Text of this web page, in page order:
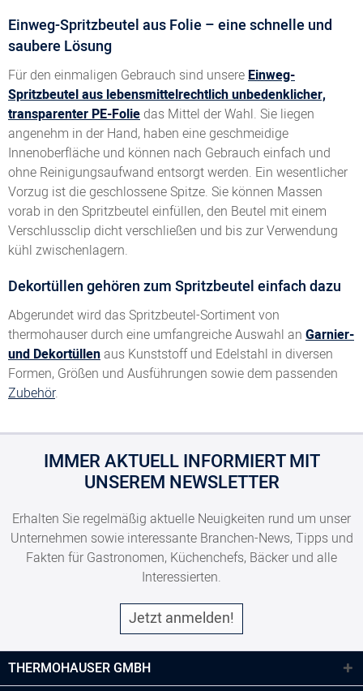
Einweg-Spritzbeutel aus Folie – eine schnelle und
saubere Lösung
Für den einmaligen Gebrauch sind unsereEinweg-
Spritzbeutel aus lebensmittelrechtlich unbedenklicher,
transparenter PE-Folie das Mittel der Wahl. Sie liegen
angenehm in der Hand, haben eine geschmeidige
Innenoberfläche und können nach Gebrauch einfach und
ohne Reinigungsaufwand entsorgt werden. Ein wesentlicher
Vorzug ist die geschlossene Spitze. Sie können Massen
vorab in den Spritzbeutel einfüllen, den Beutel mit einem
Verschlussclip dicht verschließen und bis zur Verwendung
kühl zwischenlagern.
Dekortüllen gehören zum Spritzbeutel einfach dazu
Abgerundet wird das Spritzbeutel-Sortiment von
thermohauser durch eine umfangreiche Auswahl an Garnier-
und Dekortüllenaus Kunststoff und Edelstahl in diversen
Formen, Größen und Ausführungen sowie dem passenden
Zubehör.
IMMER AKTUELL INFORMIERT MIT
UNSEREM NEWSLETTER
Erhalten Sie regelmäßig aktuelle Neuigkeiten rund um unser
Unternehmen sowie interessante Branchen-News, Tipps und
Fakten für Gastronomen, Küchenchefs, Bäcker und alle
Interessierten.
Jetzt anmelden!
THERMOHAUSER GMBH